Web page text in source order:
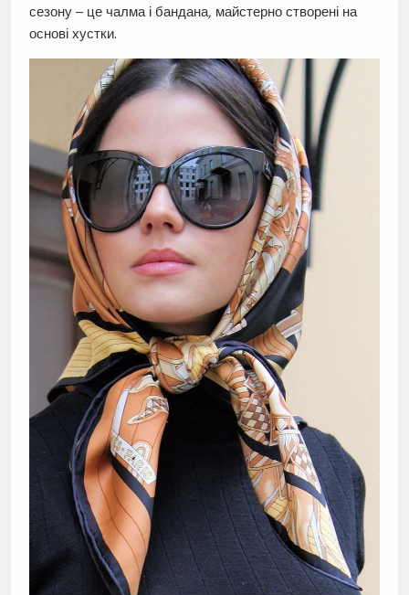
сезону – це чалма і бандана, майстерно створені на
основі хустки.